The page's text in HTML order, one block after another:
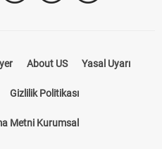
About US Yasal Uyarı
Gizlilik Politikası
Metni Kurumsal